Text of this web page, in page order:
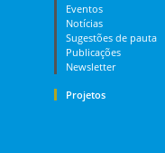
Eventos
Notícias
Sugestões de pauta
Publicações
Newsletter
Projetos